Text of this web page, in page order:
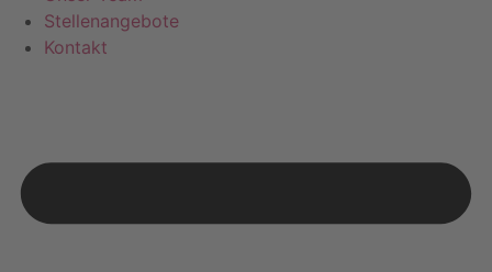
Stellenangebote
Kontakt